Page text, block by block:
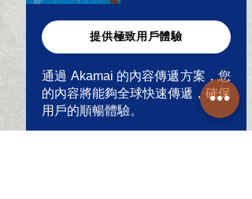
提供極致用戶體驗
通過 Akamai 的內容傳遞方案，您
的內容將能夠全球快速傳遞，確保
用戶的順暢體驗。